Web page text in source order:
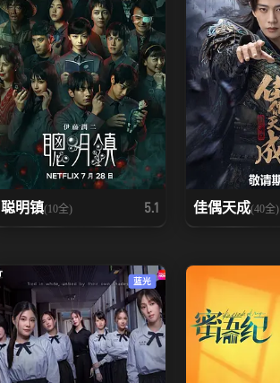
聪明镇(10全) 5.1 佳偶天成(40全)
蓝光